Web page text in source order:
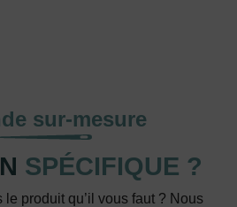
sur-mesure
SPÉCIFIQUE ?
produit qu’il vous faut ? Nous